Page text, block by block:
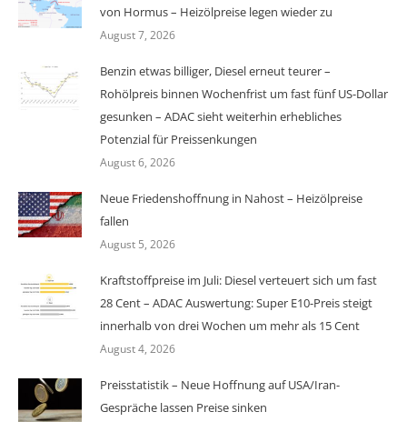
von Hormus – Heizölpreise legen wieder zu
August 7, 2026
Benzin etwas billiger, Diesel erneut teurer –
Rohölpreis binnen Wochenfrist um fast fünf US-Dollar
gesunken – ADAC sieht weiterhin erhebliches
Potenzial für Preissenkungen
August 6, 2026
Neue Friedenshoffnung in Nahost – Heizölpreise
fallen
August 5, 2026
Kraftstoffpreise im Juli: Diesel verteuert sich um fast
28 Cent – ADAC Auswertung: Super E10-Preis steigt
innerhalb von drei Wochen um mehr als 15 Cent
August 4, 2026
Preisstatistik – Neue Hoffnung auf USA/Iran-
Gespräche lassen Preise sinken